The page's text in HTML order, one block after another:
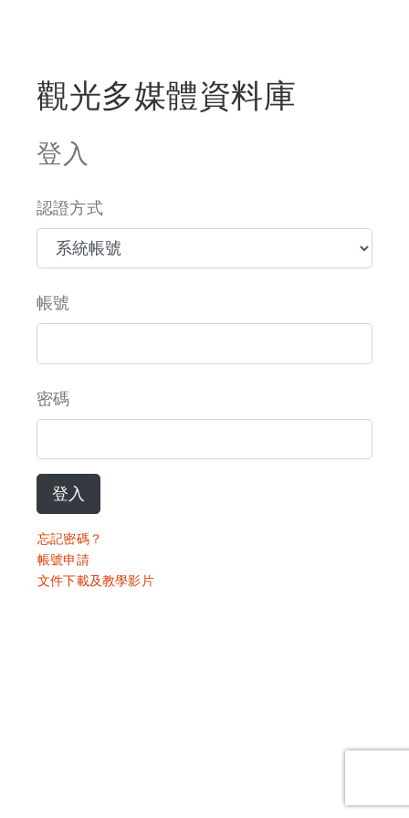
觀光多媒體資料庫
登入
認證方式
帳號
密碼
登入
忘記密碼？
帳號申請
文件下載及教學影片